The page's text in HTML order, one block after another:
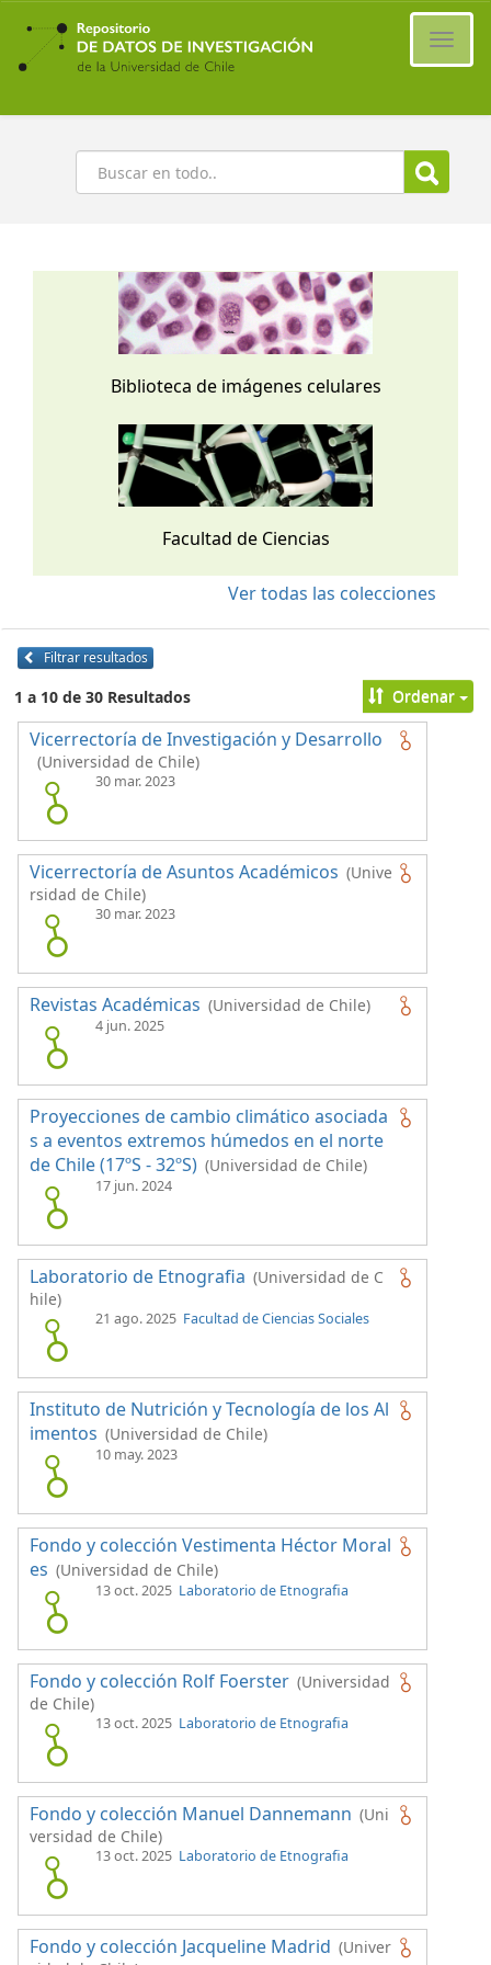
Ir
contenido
principal
Buscar
Biblioteca de imágenes celulares
Facultad de Ciencias
Ver todas las colecciones
Filtrar resultados
1 a 10 de 30 Resultados Ordenar
Vicerrectoría de Investigación y Desarrollo
(Universidad de Chile)
30 mar. 2023
Vicerrectoría de Asuntos Académicos (Unive
rsidad de Chile)
30 mar. 2023
Revistas Académicas (Universidad de Chile)
4 jun. 2025
Proyecciones de cambio climático asociada
s a eventos extremos húmedos en el norte
de Chile (17ºS - 32ºS) (Universidad de Chile)
17 jun. 2024
Laboratorio de Etnografia (Universidad de C
hile)
21 ago. 2025 Facultad de Ciencias Sociales
Instituto de Nutrición y Tecnología de los Al
imentos (Universidad de Chile)
10 may. 2023
Fondo y colección Vestimenta Héctor Moral
es (Universidad de Chile)
13 oct. 2025 Laboratorio de Etnografia
Fondo y colección Rolf Foerster (Universidad
de Chile)
13 oct. 2025 Laboratorio de Etnografia
Fondo y colección Manuel Dannemann (Uni
versidad de Chile)
13 oct. 2025 Laboratorio de Etnografia
Fondo y colección Jacqueline Madrid (Univer